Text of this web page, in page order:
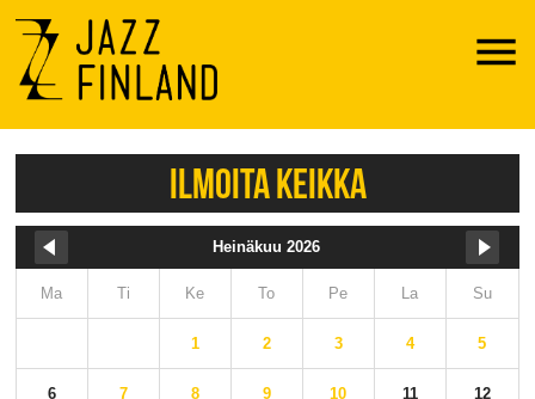
Menu
ILMOITA KEIKKA
Heinäkuu 2026
Ma Ti Ke To Pe La Su
1 2 3 4 5
6 7 8 9 10 11 12